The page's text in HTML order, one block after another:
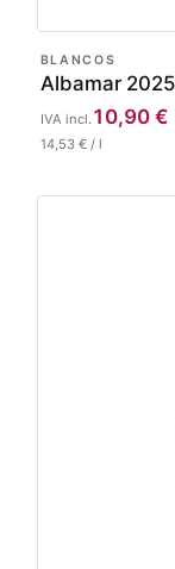
BLANCOS
Albamar 2025
10,90€
IVA incl.
14,53€/ l